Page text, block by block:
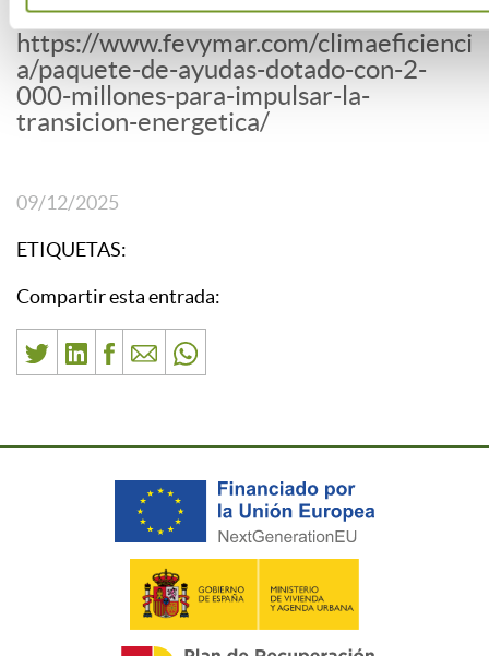
Fuente:
https://www.fevymar.com/climaeficienci
a/paquete-de-ayudas-dotado-con-2-
000-millones-para-impulsar-la-
transicion-energetica/
09/12/2025
ETIQUETAS:
Compartir esta entrada: